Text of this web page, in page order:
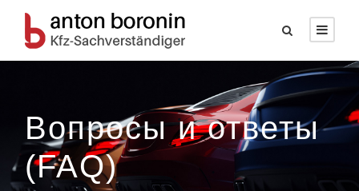
Вопросы и ответы
(FAQ)